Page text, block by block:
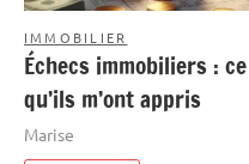
IMMOBILIER
Échecs immobiliers : ce
qu’ils m’ont appris
Marise